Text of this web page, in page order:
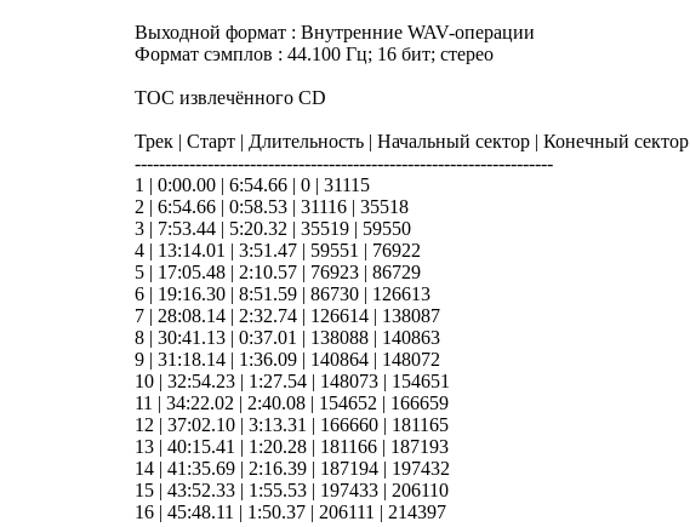
Выходной формат : Внутренние WAV-операции
Формат сэмплов : 44.100 Гц; 16 бит; стерео
TOC извлечённого CD
Трек | Старт | Длительность | Начальный сектор | Конечный сектор
---------------------------------------------------------------------
1 | 0:00.00 | 6:54.66 | 0 | 31115
2 | 6:54.66 | 0:58.53 | 31116 | 35518
3 | 7:53.44 | 5:20.32 | 35519 | 59550
4 | 13:14.01 | 3:51.47 | 59551 | 76922
5 | 17:05.48 | 2:10.57 | 76923 | 86729
6 | 19:16.30 | 8:51.59 | 86730 | 126613
7 | 28:08.14 | 2:32.74 | 126614 | 138087
8 | 30:41.13 | 0:37.01 | 138088 | 140863
9 | 31:18.14 | 1:36.09 | 140864 | 148072
10 | 32:54.23 | 1:27.54 | 148073 | 154651
11 | 34:22.02 | 2:40.08 | 154652 | 166659
12 | 37:02.10 | 3:13.31 | 166660 | 181165
13 | 40:15.41 | 1:20.28 | 181166 | 187193
14 | 41:35.69 | 2:16.39 | 187194 | 197432
15 | 43:52.33 | 1:55.53 | 197433 | 206110
16 | 45:48.11 | 1:50.37 | 206111 | 214397